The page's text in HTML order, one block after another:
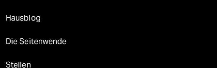
Hausblog
Die Seitenwende
Stellen